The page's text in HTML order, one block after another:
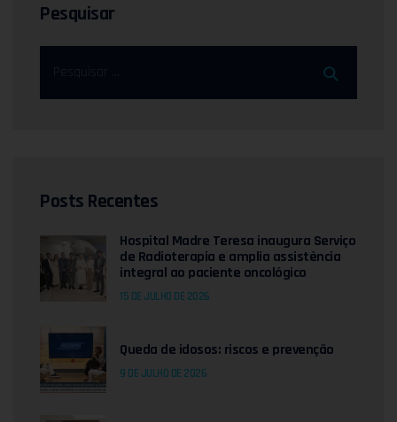
Pesquisar
Posts Recentes
Hospital Madre Teresa inaugura Serviço
de Radioterapia e amplia assistência
integral ao paciente oncológico
15 DE JULHO DE 2026
Queda de idosos: riscos e prevenção
9 DE JULHO DE 2026